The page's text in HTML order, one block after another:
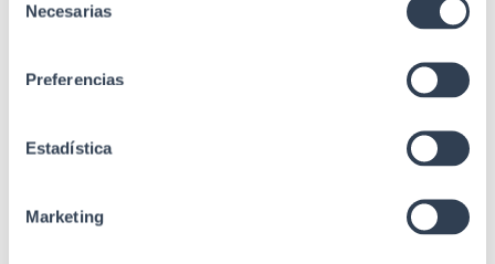
Necesarias
Preferencias
Estadística
Marketing
onda
Atenuación
Estándares
IEC 60793, IEC 61754-